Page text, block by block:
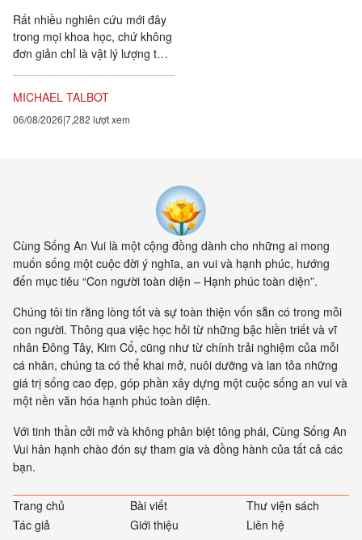
Rất nhiều nghiên cứu mới đây
trong mọi khoa học, chứ không
đơn giản chỉ là vật lý lượng tử,
chúng ta tưởng. Một câu
chuyện khoa học đang xuất
kết nối. Khía cạnh quan trọng
nhất của sự sống không còn là
vật nữa, mà là mối liên hệ giữa
các vật.
MICHAEL TALBOT
06/08/2026 7,282 lượt xem
Cùng Sống An Vui là một cộng đồng dành cho những ai mong
muốn sống một cuộc đời ý nghĩa, an vui và hạnh phúc, hướng
đến mục tiêu “Con người toàn diện – Hạnh phúc toàn diện”.
Chúng tôi tin rằng lòng tốt và sự toàn thiện vốn sẵn có trong mỗi
con người. Thông qua việc học hỏi từ những bậc hiền triết và vĩ
nhân Đông Tây, Kim Cổ, cũng như từ chính trải nghiệm của mỗi
cá nhân, chúng ta có thể khai mở, nuôi dưỡng và lan tỏa những
giá trị sống cao đẹp, góp phần xây dựng một cuộc sống an vui và
một nền văn hóa hạnh phúc toàn diện.
Với tinh thần cởi mở và không phân biệt tông phái, Cùng Sống An
Vui hân hạnh chào đón sự tham gia và đồng hành của tất cả các
bạn.
Trang chủ Bài viết
Thư viện sách
Tác giả
Giới thiệu Liên hệ